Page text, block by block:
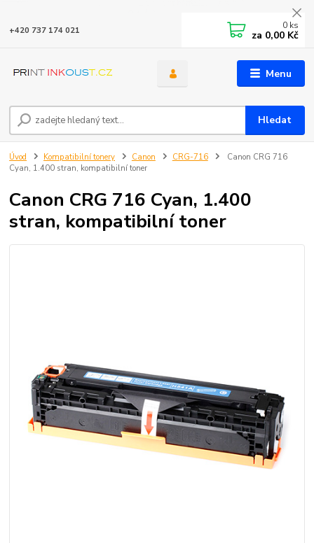
Menu
Hledat
+420 737 174 021 0 ks
za 0,00 Kč
Úvod Kompatibilní tonery Canon CRG-716
Canon CRG 716
Cyan, 1.400 stran, kompatibilní toner
Canon CRG 716 Cyan, 1.400
stran, kompatibilní toner